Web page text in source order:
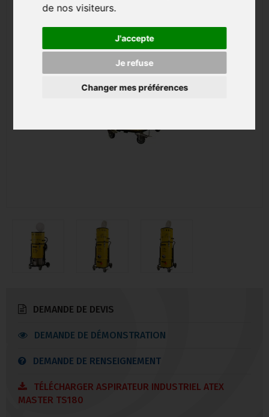
de nos visiteurs.
J'accepte
Je refuse
Changer mes préférences
DEMANDE DE DEVIS
DEMANDE DE DÉMONSTRATION
DEMANDE DE RENSEIGNEMENT
TÉLÉCHARGER ASPIRATEUR INDUSTRIEL ATEX
MASTER TS180